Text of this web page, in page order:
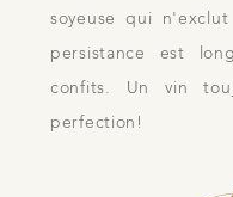
soyeuse qui
persistance est
confits. Un vin
perfection!